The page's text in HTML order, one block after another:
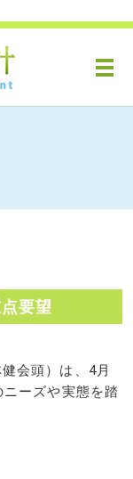
メ
要望
会頭）は、4月
ーズや実態を踏